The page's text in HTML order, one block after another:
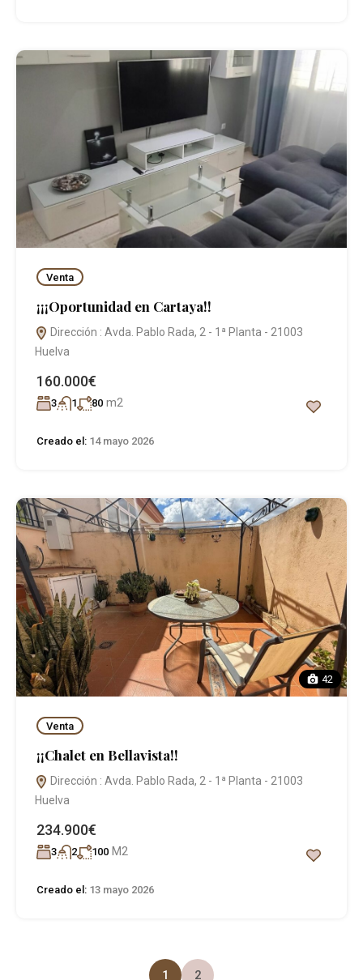
Venta
¡¡¡Oportunidad en Cartaya!!
Dirección : Avda. Pablo Rada, 2 - 1ª Planta - 21003
Huelva
160.000€
3 1 80 m2
Creado el: 14 mayo 2026
42
Venta
¡¡Chalet en Bellavista!!
Dirección : Avda. Pablo Rada, 2 - 1ª Planta - 21003
Huelva
234.900€
3 2 100 M2
Creado el: 13 mayo 2026
1 2